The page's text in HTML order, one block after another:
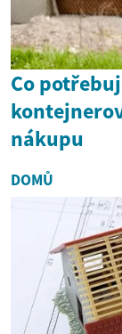
Co
nákupu
DOMŮ